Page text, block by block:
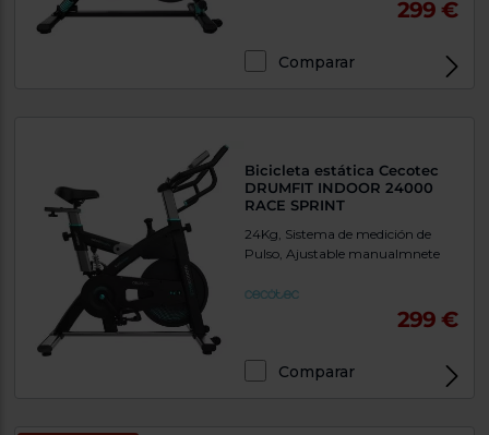
299 €
Comparar
Bicicleta estática Cecotec
DRUMFIT INDOOR 24000
RACE SPRINT
24Kg, Sistema de medición de
Pulso, Ajustable manualmnete
299 €
Comparar